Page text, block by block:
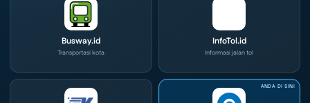
Busway.id
Transportasi kota
InfoTol.id
Informasi jalan tol